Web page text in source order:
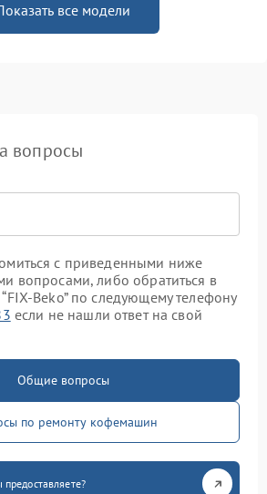
все модели
вопросы
с приведенными ниже
вопросами, либо обратиться в
Beko” по следующему телефону
если не нашли ответ на свой
Общие вопросы
по ремонту кофемашин